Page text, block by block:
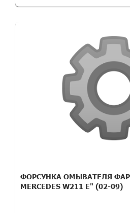
ФОРСУНКА ОМЫВАТЕЛЯ
MERCEDES W211 E" (02-09)